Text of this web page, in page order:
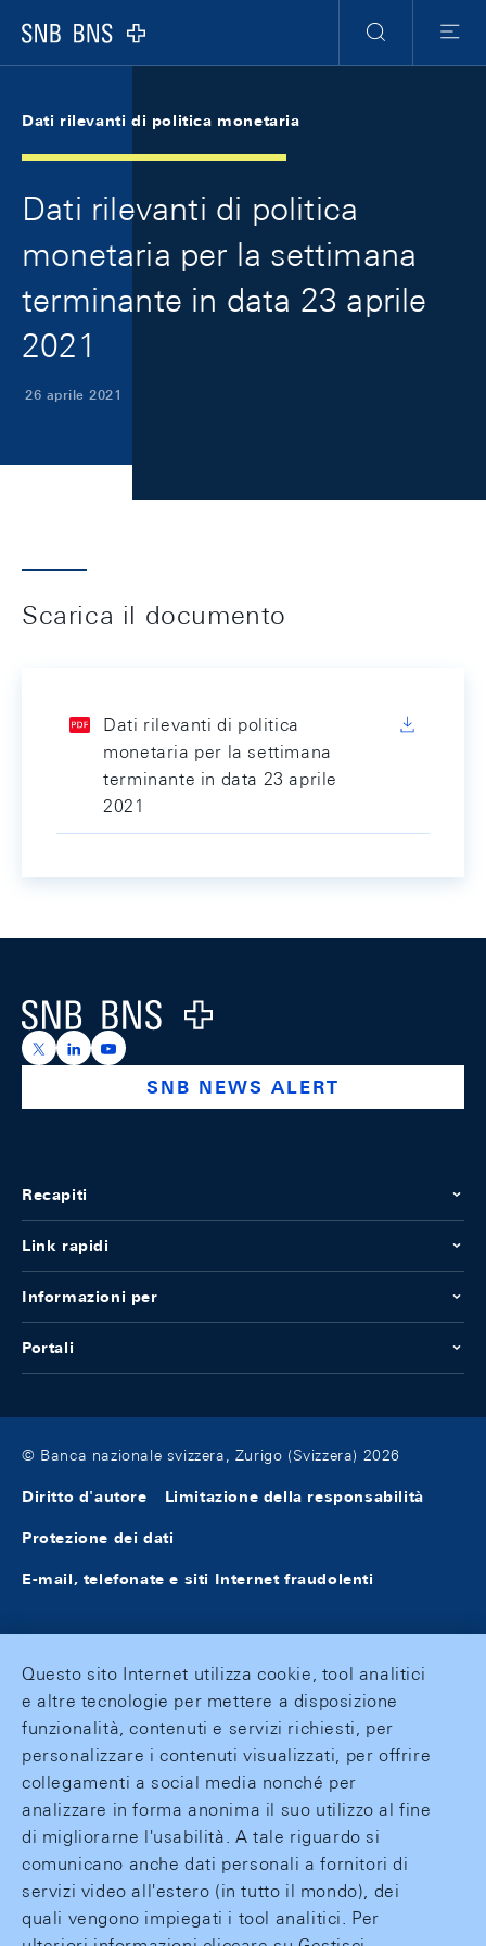
Logo
Ricerca
Menu
Dati rilevanti di politica monetaria
Dati rilevanti di politica
monetaria per la settimana
terminante in data 23 aprile
2021
26 aprile 2021
Scarica il documento
Dati rilevanti di politica
monetaria per la settimana
terminante in data 23 aprile
2021
Logo
https://x.com/snb_bns
https://ch.linkedin.com/company/swiss-national-
https://www.youtube.com/@swissnationalbank
SNB NEWS ALERT
Recapiti
Link rapidi
Informazioni per
Portali
© Banca nazionale svizzera, Zurigo (Svizzera) 2026
Diritto d'autore Limitazione della responsabilità
Protezione dei dati
E-mail, telefonate e siti Internet fraudolenti
Questo sito Internet utilizza cookie, tool analitici
e altre tecnologie per mettere a disposizione
funzionalità, contenuti e servizi richiesti, per
personalizzare i contenuti visualizzati, per offrire
collegamenti a social media nonché per
analizzare in forma anonima il suo utilizzo al fine
di migliorarne l'usabilità. A tale riguardo si
comunicano anche dati personali a fornitori di
servizi video all'estero (in tutto il mondo), dei
quali vengono impiegati i tool analitici. Per